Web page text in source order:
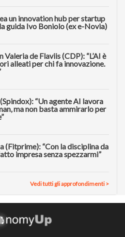
un innovation hub per startup
guida Ivo Boniolo (ex e-Novia)
de Flaviis (CDP): “L’AI è
alleati per chi fa innovazione.
“Un agente AI lavora
ma non basta ammirarlo per
(Fitprime): “Con la disciplina da
impresa senza spezzarmi”
Vedi tutti gli approfondimenti >